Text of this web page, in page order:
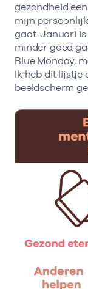
gezondheid
mijn
gaat. Januari
minder goed
Blue Monday,
Ik heb dit lijstje
beeldscherm